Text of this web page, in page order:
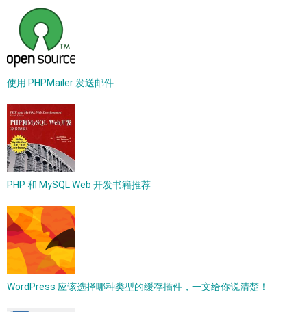
使用 PHPMailer 发送邮件
PHP 和 MySQL Web 开发书籍推荐
WordPress 应该选择哪种类型的缓存插件，一文给你说清楚！